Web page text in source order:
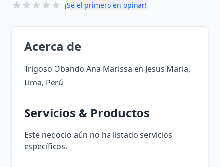
¡Sé el primero en opinar!
Acerca de
Trigoso Obando Ana Marissa en Jesus Maria,
Lima, Perú
Servicios & Productos
Este negocio aún no ha listado servicios
específicos.